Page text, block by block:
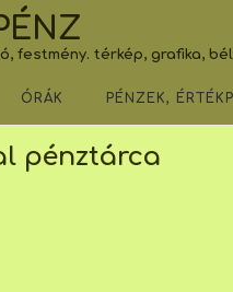
festmény. térkép, grafika,
ÓRÁK PÉNZEK,
pénztárca